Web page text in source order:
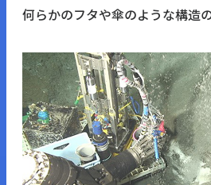
何らかのフタや傘のような構造